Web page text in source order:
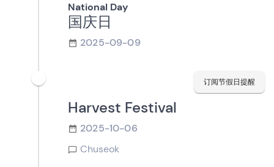
National Day
国庆日
2025-09-09
订阅节假日提醒
Harvest Festival
2025-10-06
Chuseok